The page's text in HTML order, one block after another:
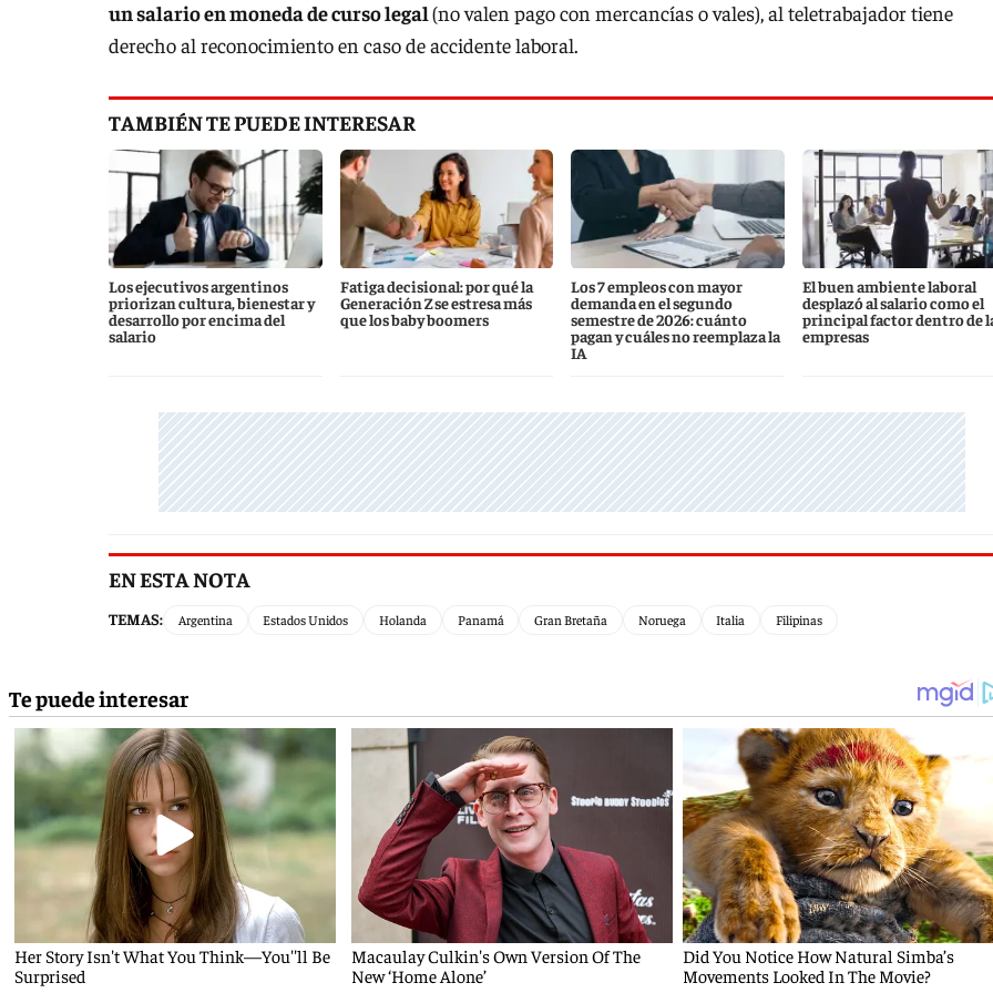
un salario en moneda de curso legal(no valen pago con mercancías o vales), al teletrabajador tiene
derecho al reconocimiento en caso de accidente laboral.
TAMBIÉN TE PUEDE INTERESAR
Los ejecutivos argentinos
priorizan cultura, bienestar y
desarrollo por encima del
salario
Fatiga decisional: por qué la
Generación Z se estresa más
que los baby boomers
Los 7 empleos con mayor
demanda en el segundo
semestre de 2026: cuánto
pagan y cuáles no reemplaza la
IA
El buen ambiente laboral
desplazó al salario como el
principal factor dentro de
empresas
EN ESTA NOTA
TEMAS: Argentina Estados Unidos Holanda Panamá Gran Bretaña Noruega Italia Filipinas